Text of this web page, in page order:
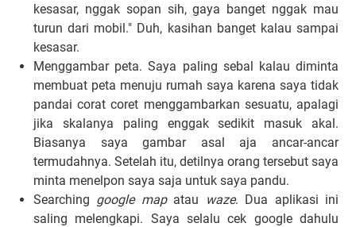
kesasar, nggak sopan sih, gaya banget nggak mau
turun dari mobil." Duh, kasihan banget kalau sampai
kesasar.
Menggambar peta. Saya paling sebal kalau diminta
membuat peta menuju rumah saya karena saya tidak
pandai corat coret menggambarkan sesuatu, apalagi
jika skalanya paling enggak sedikit masuk akal.
Biasanya saya gambar asal aja ancar-ancar
termudahnya. Setelah itu, detilnya orang tersebut saya
minta menelpon saya saja untuk saya pandu.
Searching google mapatau waze. Dua aplikasi ini
saling melengkapi. Saya selalu cek google dahulu